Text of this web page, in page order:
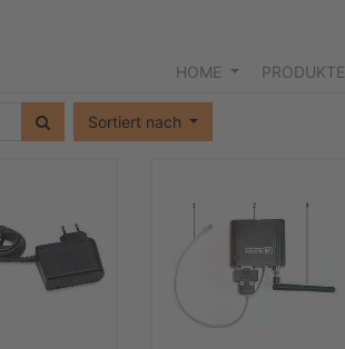
HOME PRODUKTE
Sortiert nach